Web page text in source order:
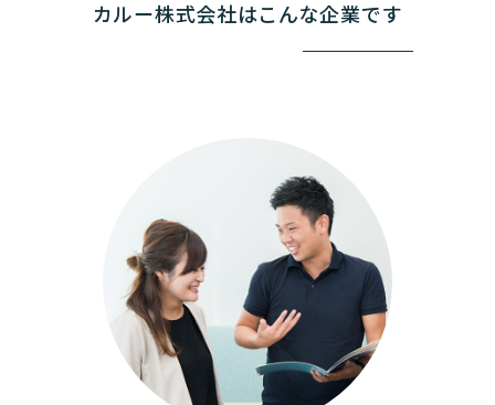
カルー株式会社はこんな企業です